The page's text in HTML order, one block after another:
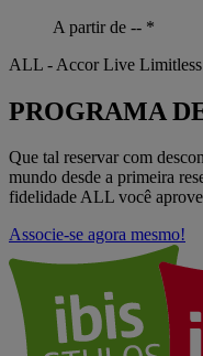
A partir de -- *
ALL - Accor Live Limitless
PROGRAMA
Que tal reservar com
mundo desde a primeira
fidelidade ALL você
Associe-se agora mesmo!